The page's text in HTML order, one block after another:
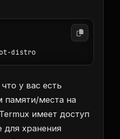
distro
у вас есть
памяти/места на
имеет доступ
для хранения